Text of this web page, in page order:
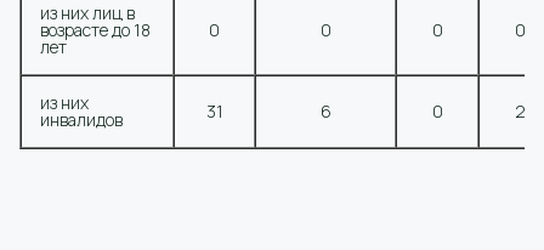
из них лиц в
возрасте до 18
лет
0 0 0 0
из них
инвалидов 31 6 0 2